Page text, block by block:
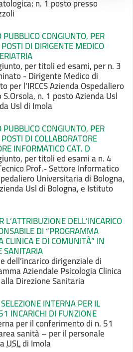
n. 1 posto presso
CONGIUNTO, PER
DI DIRIGENTE MEDICO
per titoli ed esami, per n. 3
- Dirigente Medico di
per l'IRCCS Azienda Ospedaliero
n. 1 posto Azienda Usl
Usl di Imola
CONGIUNTO, PER
DI COLLABORATORE
INFORMATICO CAT. D
per titoli ed esami a n. 4
Prof.- Settore Informatico
Universitaria di Bologna,
Usl di Bologna, e Istituto
DELL’INCARICO
DI “PROGRAMMA
CLINICA E DI COMUNITÀ” IN
SANITARIA
dell’incarico dirigenziale di
Aziendale Psicologia Clinica
Direzione Sanitaria
INTERNA PER IL
INCARICHI DI FUNZIONE
per il conferimento di n. 51
sanità – per il personale
USLdi Imola